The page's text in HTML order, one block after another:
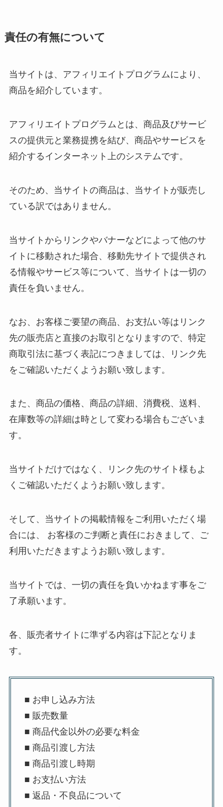
責任の有無について
当サイトは、アフィリエイトプログラムにより、
商品を紹介しています。
アフィリエイトプログラムとは、商品及びサービ
スの提供元と業務提携を結び、商品やサービスを
紹介するインターネット上のシステムです。
そのため、当サイトの商品は、当サイトが販売し
ている訳ではありません。
当サイトからリンクやバナーなどによって他のサ
イトに移動された場合、移動先サイトで提供され
る情報やサービス等について、当サイトは一切の
責任を負いません。
なお、お客様ご要望の商品、お支払い等はリンク
先の販売店と直接のお取引となりますので、特定
商取引法に基づく表記につきましては、リンク先
をご確認いただくようお願い致します。
また、商品の価格、商品の詳細、消費税、送料、
在庫数等の詳細は時として変わる場合もございま
す。
当サイトだけではなく、リンク先のサイト様もよ
くご確認いただくようお願い致します。
そして、当サイトの掲載情報をご利用いただく場
合には、 お客様のご判断と責任におきまして、ご
利用いただきますようお願い致します。
当サイトでは、一切の責任を負いかねます事をご
了承願います。
各、販売者サイトに準ずる内容は下記となりま
す。
■ お申し込み方法
■ 販売数量
■ 商品代金以外の必要な料金
■ 商品引渡し方法
■ 商品引渡し時期
■ お支払い方法
■ 返品・不良品について